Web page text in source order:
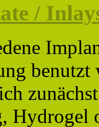
/
Hydrogel